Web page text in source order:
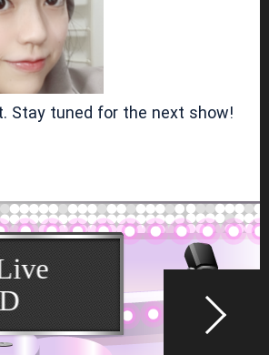
Stay tuned for the next show!